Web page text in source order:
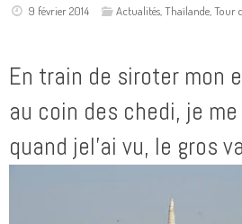
9 février 2014 Actualités ,Thaïlande ,Tour
En train de siroter mon
au coin des chedi, je
quand jel’ai vu, le gros